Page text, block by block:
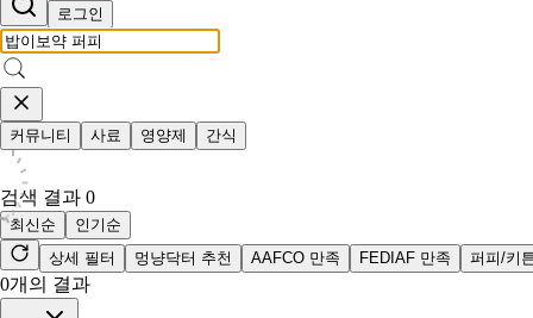
로그인
커뮤니티 사료 영양제 간식
검색 결과 0
최신순
인기순
상세 필터
멍냥닥터 추천 AAFCO 만족 FEDIAF 만족 퍼피/키
0개의 결과